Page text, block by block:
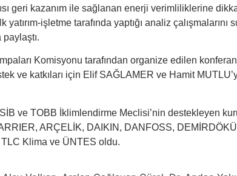
geri kazanım ile sağlanan enerji verimliliklerine
yatırım-işletme tarafında yaptığı analiz
paylaştı.
Komisyonu tarafından organize edilen
ve katkıları için Elif SAĞLAMER ve Hamit
ve TOBB İklimlendirme Meclisi’nin destekleyen
ARÇELİK, DAIKIN, DANFOSS,
Klima ve ÜNTES oldu.